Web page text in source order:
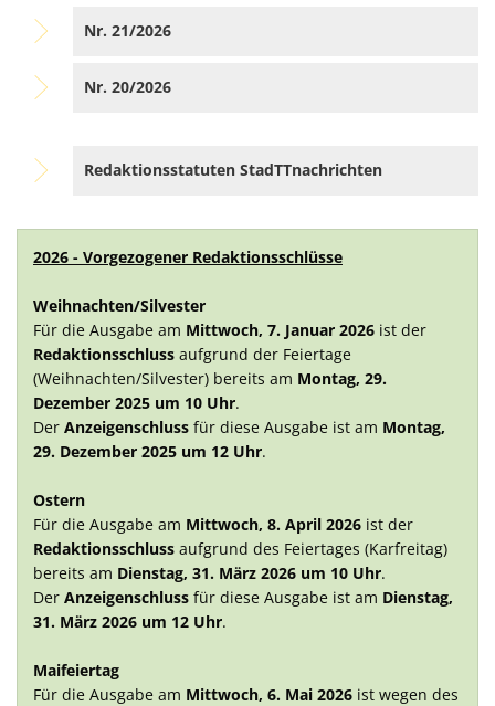
Nr. 21/2026
Nr. 20/2026
Redaktionsstatuten StadTTnachrichten
2026 - Vorgezogener Redaktionsschlüsse
Weihnachten/Silvester
Für die Ausgabe am Mittwoch, 7. Januar 2026 ist der
Redaktionsschluss aufgrund der Feiertage
(Weihnachten/Silvester) bereits am Montag, 29.
Dezember 2025 um 10 Uhr.
Der Anzeigenschluss für diese Ausgabe ist am Montag,
29. Dezember 2025 um 12 Uhr.
Ostern
Für die Ausgabe am Mittwoch, 8. April 2026 ist der
Redaktionsschluss aufgrund des Feiertages (Karfreitag)
bereits am Dienstag, 31. März 2026 um 10 Uhr.
Der Anzeigenschluss für diese Ausgabe ist am Dienstag,
31. März 2026 um 12 Uhr.
Maifeiertag
Für die Ausgabe am Mittwoch, 6. Mai 2026 ist wegen des